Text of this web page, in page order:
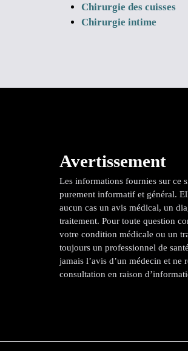
Chirurgie des cuisses
Chirurgie intime
Avertissement
Les informations fournies sur ce
purement informatif et général.
aucun cas un avis médical, un
traitement. Pour toute question
votre condition médicale ou un
toujours un professionnel de
jamais l’avis d’un médecin et ne
consultation en raison